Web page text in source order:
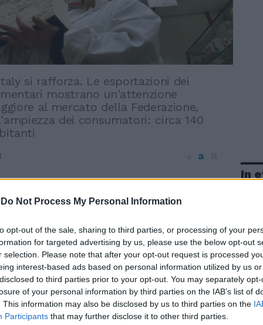
Do Not Process My Personal Information
opt-out of the sale, sharing to third parties, or processing of your
for targeted advertising by us, please use the below opt-out
selection. Please note that after your opt-out request is processed
interest-based ads based on personal information utilized by us
to third parties prior to your opt-out. You may separately
of your personal information by third parties on the IAB’s list of
This information may also be disclosed by us to third parties on the
Participants that may further disclose it to other third parties.
si rafforza. Le esportazioni dei
mostrano un'attenzione
al mercato della Federazione,
dei consumatori: circa 140
a
Parmigiano Reggiano in Russia e il made
rafforza. Le esportazioni dei prodotti
un'attenzione sempre maggiore
consumatori (oltre 140 milioni di
per i nuovi bisogni che la classe media
mangiare richiede. In particolare, per
alimentari dop è sentito il bisogno di
efficaci di tutela della
e contrasto alle contraffazioni. Sui
direttamente le esportazioni e la
In